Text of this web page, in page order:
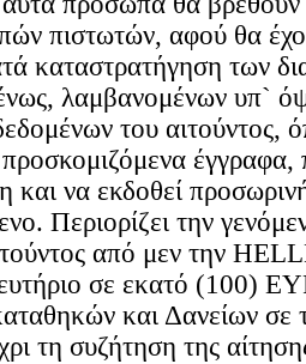
πιστωτών, αφού θα
καταστρατήγηση των
λαμβανομένων υπ`
του αιτούντος,
έγγραφα,
και να εκδοθεί
Περιορίζει την
από μεν την
σε εκατό (100)
και Δανείων σε
τη συζήτηση της